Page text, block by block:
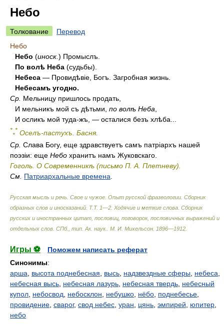
Небо
Толкование
Перевод
Небо
Небо (иноск. ) Промыслъ.
По волѣ Неба (судьбы).
Небеса — Провидѣвіе, Богъ. Загробная жизнь.
Небесамъ угодно.
Ср. Мельницу пришлось продать,
И мельникъ мой съ дѣтьми, по волѣ Неба
И осликъ мой туда-жъ, — осталися безъ хлѣба...
*
*
* Оселъ-пастухъ. Басня.
Ср. Слава Богу, еще здравствуетъ самъ патріархъ нашей
поэзіи: еще Небо хранитъ намъ Жуковскаго.
Гоголь. О Современникѣ (письмо П. А. Плетневу).
См. Патриархальные времена.
Русская мысль и речь. Свое и чужое. Опыт русской фразеологии. Сборник
образных слов и иносказаний. Т.Т. 1—2. Ходячие и меткие слова. Сборник
русских и иностранных цитат, пословиц, поговорок, пословичных выражений и
отдельных слов. СПб., тип. Ак. наук.. М. И. Михельсон. 1896—1912.
Игры ⚽
Поможем написать реферат
Синонимы:
арша, высота поднебесная, высь, надзвездные сферы, небеса,
небесная высь, небесная лазурь, небесная твердь, небесный
купол, небосвод, небосклон, небушко, нёбо, поднебесье,
провидение, сварог, свод небес, уран, цянь, эмпирей, юпитер,
небо